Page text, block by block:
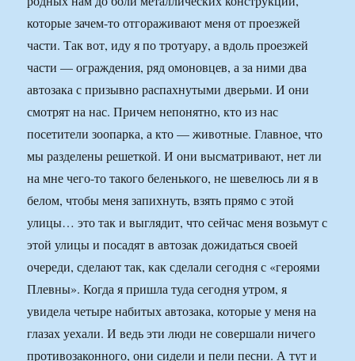
которые зачем-то отгораживают меня от проезжей
части. Так вот, иду я по тротуару, а вдоль проезжей
части — ограждения, ряд омоновцев, а за ними два
автозака с призывно распахнутыми дверьми. И они
смотрят на нас. Причем непонятно, кто из нас
посетители зоопарка, а кто — животные. Главное, что
мы разделены решеткой. И они высматривают, нет ли
на мне чего-то такого беленького, не шевелюсь ли я в
белом, чтобы меня запихнуть, взять прямо с этой
улицы… это так и выглядит, что сейчас меня возьмут с
этой улицы и посадят в автозак дожидаться своей
очереди, сделают так, как сделали сегодня с «героями
Плевны». Когда я пришла туда сегодня утром, я
увидела четыре набитых автозака, которые у меня на
глазах уехали. И ведь эти люди не совершали ничего
противозаконного, они сидели и пели песни. А тут и